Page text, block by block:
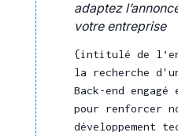
adaptez
votre entreprise
{intitulé de
la recherche
Back-end
pour renforcer
développement